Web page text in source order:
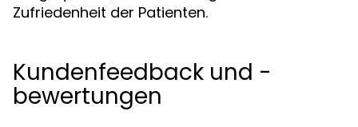
Zufriedenheit der Patienten.
Kundenfeedback und -
bewertungen